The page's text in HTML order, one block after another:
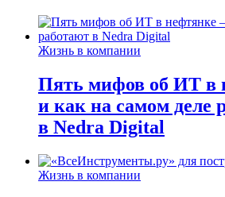
Жизнь в компании
Пять мифов об ИТ в
и как на самом деле
в Nedra Digital
Жизнь в компании